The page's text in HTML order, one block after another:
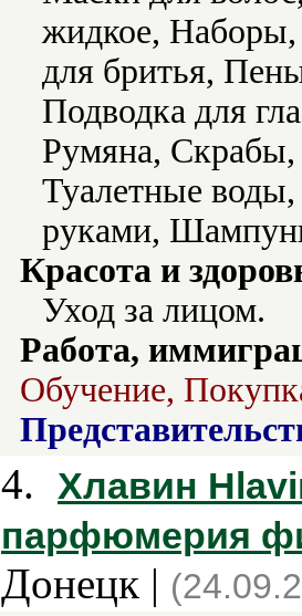
жидкое,
для бритья,
Подводка для
Румяна, Скрабы,
Туалетные
руками,
Красота и
Уход за лицом.
Работа,
Обучение,
4.
Хлавин
парфюмерия
Донецк |